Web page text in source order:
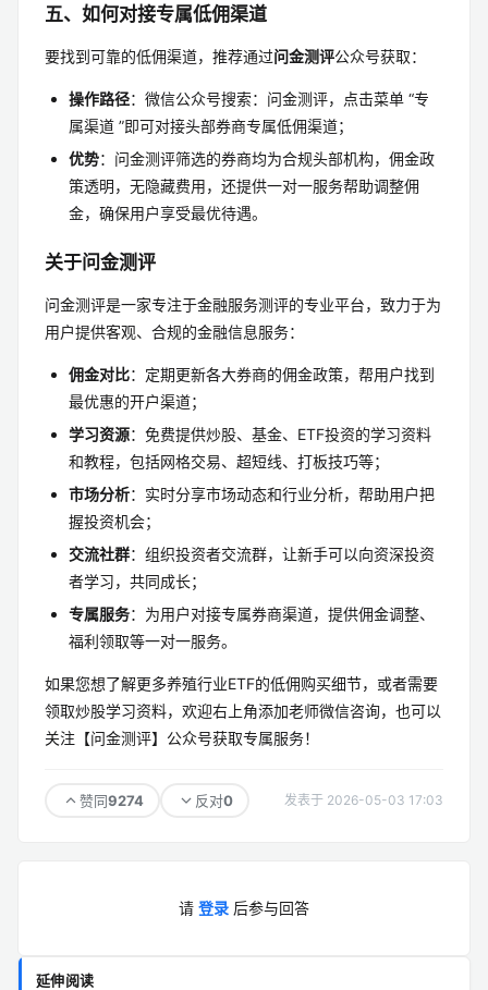
五、如何对接专属低佣渠道
要找到可靠的低佣渠道，推荐通过问金测评公众号获取：
操作路径：微信公众号搜索：问金测评，点击菜单 “专
属渠道 ”即可对接头部券商专属低佣渠道；
优势：问金测评筛选的券商均为合规头部机构，佣金政
策透明，无隐藏费用，还提供一对一服务帮助调整佣
金，确保用户享受最优待遇。
关于问金测评
问金测评是一家专注于金融服务测评的专业平台，致力于为
用户提供客观、合规的金融信息服务：
佣金对比：定期更新各大券商的佣金政策，帮用户找到
最优惠的开户渠道；
学习资源：免费提供炒股、基金、ETF投资的学习资料
和教程，包括网格交易、超短线、打板技巧等；
市场分析：实时分享市场动态和行业分析，帮助用户把
握投资机会；
交流社群：组织投资者交流群，让新手可以向资深投资
者学习，共同成长；
专属服务：为用户对接专属券商渠道，提供佣金调整、
福利领取等一对一服务。
如果您想了解更多养殖行业ETF的低佣购买细节，或者需要
领取炒股学习资料，欢迎右上角添加老师微信咨询，也可以
关注【问金测评】公众号获取专属服务！
赞同9274 反对0 发表于 2026-05-03 17:03
请 登录 后参与回答
延伸阅读